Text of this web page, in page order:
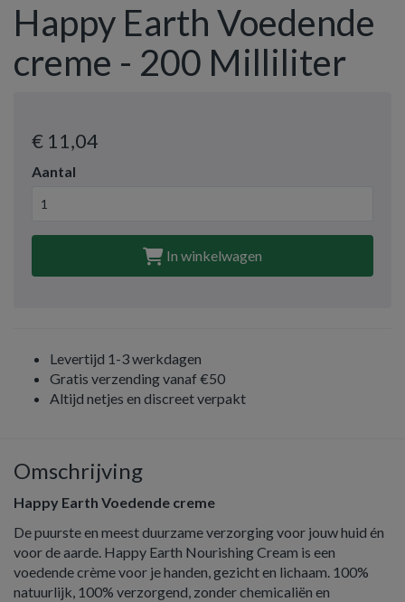
Happy Earth Voedende
creme - 200 Milliliter
€ 11,04
Aantal
In winkelwagen
Levertijd 1-3 werkdagen
Gratis verzending vanaf €50
Altijd netjes en discreet verpakt
Omschrijving
Happy Earth Voedende creme
De puurste en meest duurzame verzorging voor jouw huid én
voor de aarde. Happy Earth Nourishing Cream is een
voedende crème voor je handen, gezicht en lichaam. 100%
natuurlijk, 100% verzorgend, zonder chemicaliën en